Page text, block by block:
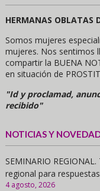
HERMANAS OBLATAS
Somos mujeres
mujeres. Nos sentimos
compartir la BUENA
en situación de
"Id y proclamad,
recibido"
NOTICIAS Y
SEMINARIO
regional para
4 agosto, 2026